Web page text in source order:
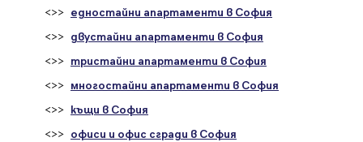
<>> едностайни апартаменти в София
<>> двустайни апартаменти в София
<>> тристайни апартаменти в София
<>> многостайни апартаменти в София
<>> къщи в София
<>> офиси и офис сгради в София